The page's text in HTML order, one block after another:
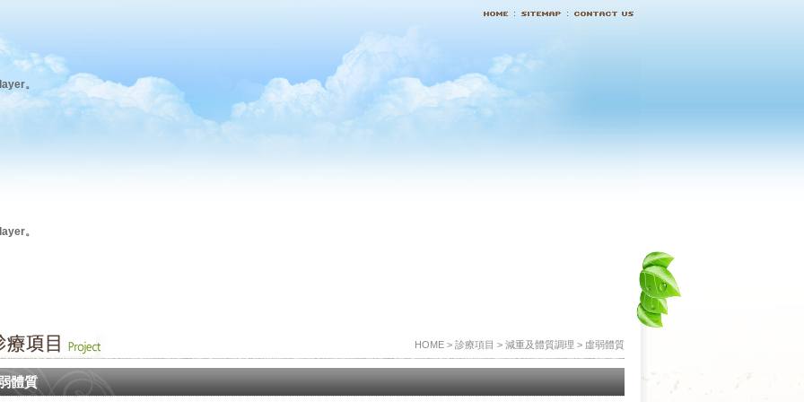
。
。
HOME > 診療項目 > 減重及體質調理 > 虛弱體質
體質